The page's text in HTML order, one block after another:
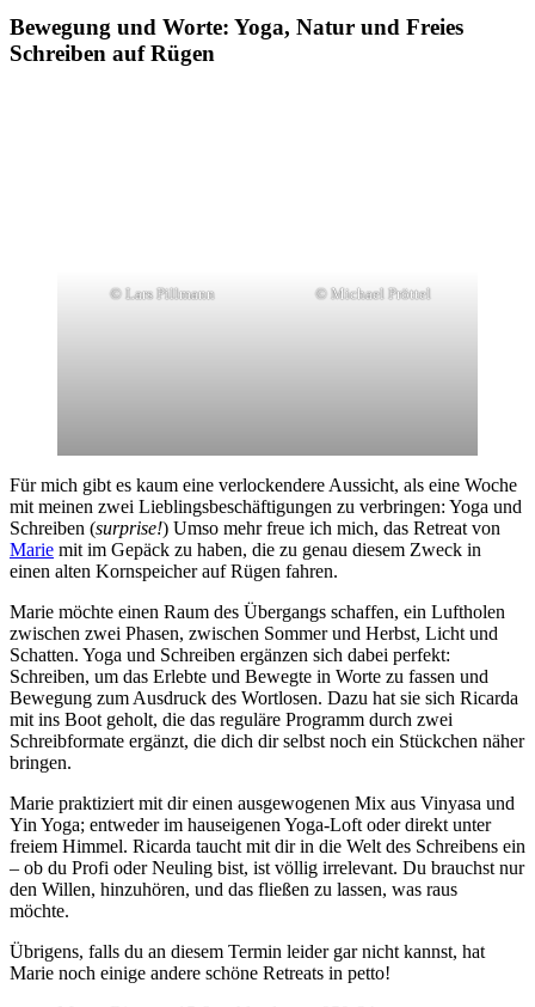
Bewegung und Worte: Yoga, Natur und Freies
Schreiben auf Rügen
© Lars Pillmann © Michael Pröttel
Für mich gibt es kaum eine verlockendere Aussicht, als eine Woche
mit meinen zwei Lieblingsbeschäftigungen zu verbringen: Yoga und
Schreiben (surprise!) Umso mehr freue ich mich, das Retreat von
Marie mit im Gepäck zu haben, die zu genau diesem Zweck in
einen alten Kornspeicher auf Rügen fahren.
Marie möchte einen Raum des Übergangs schaffen, ein Luftholen
zwischen zwei Phasen, zwischen Sommer und Herbst, Licht und
Schatten. Yoga und Schreiben ergänzen sich dabei perfekt:
Schreiben, um das Erlebte und Bewegte in Worte zu fassen und
Bewegung zum Ausdruck des Wortlosen. Dazu hat sie sich Ricarda
mit ins Boot geholt, die das reguläre Programm durch zwei
Schreibformate ergänzt, die dich dir selbst noch ein Stückchen näher
bringen.
Marie praktiziert mit dir einen ausgewogenen Mix aus Vinyasa und
Yin Yoga; entweder im hauseigenen Yoga-Loft oder direkt unter
freiem Himmel. Ricarda taucht mit dir in die Welt des Schreibens ein
– ob du Profi oder Neuling bist, ist völlig irrelevant. Du brauchst nur
den Willen, hinzuhören, und das fließen zu lassen, was raus
möchte.
Übrigens, falls du an diesem Termin leider gar nicht kannst, hat
Marie noch einige andere schöne Retreats in petto!